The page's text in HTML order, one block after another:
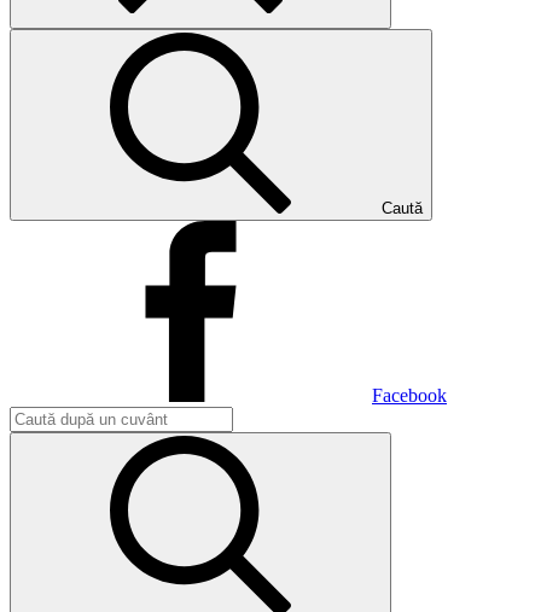
Caută
Facebook